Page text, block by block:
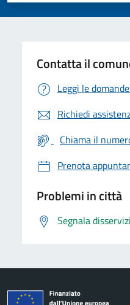
Contatta il
Leggi le
Richiedi
Chiama il
Prenota
Problemi in città
Segnala